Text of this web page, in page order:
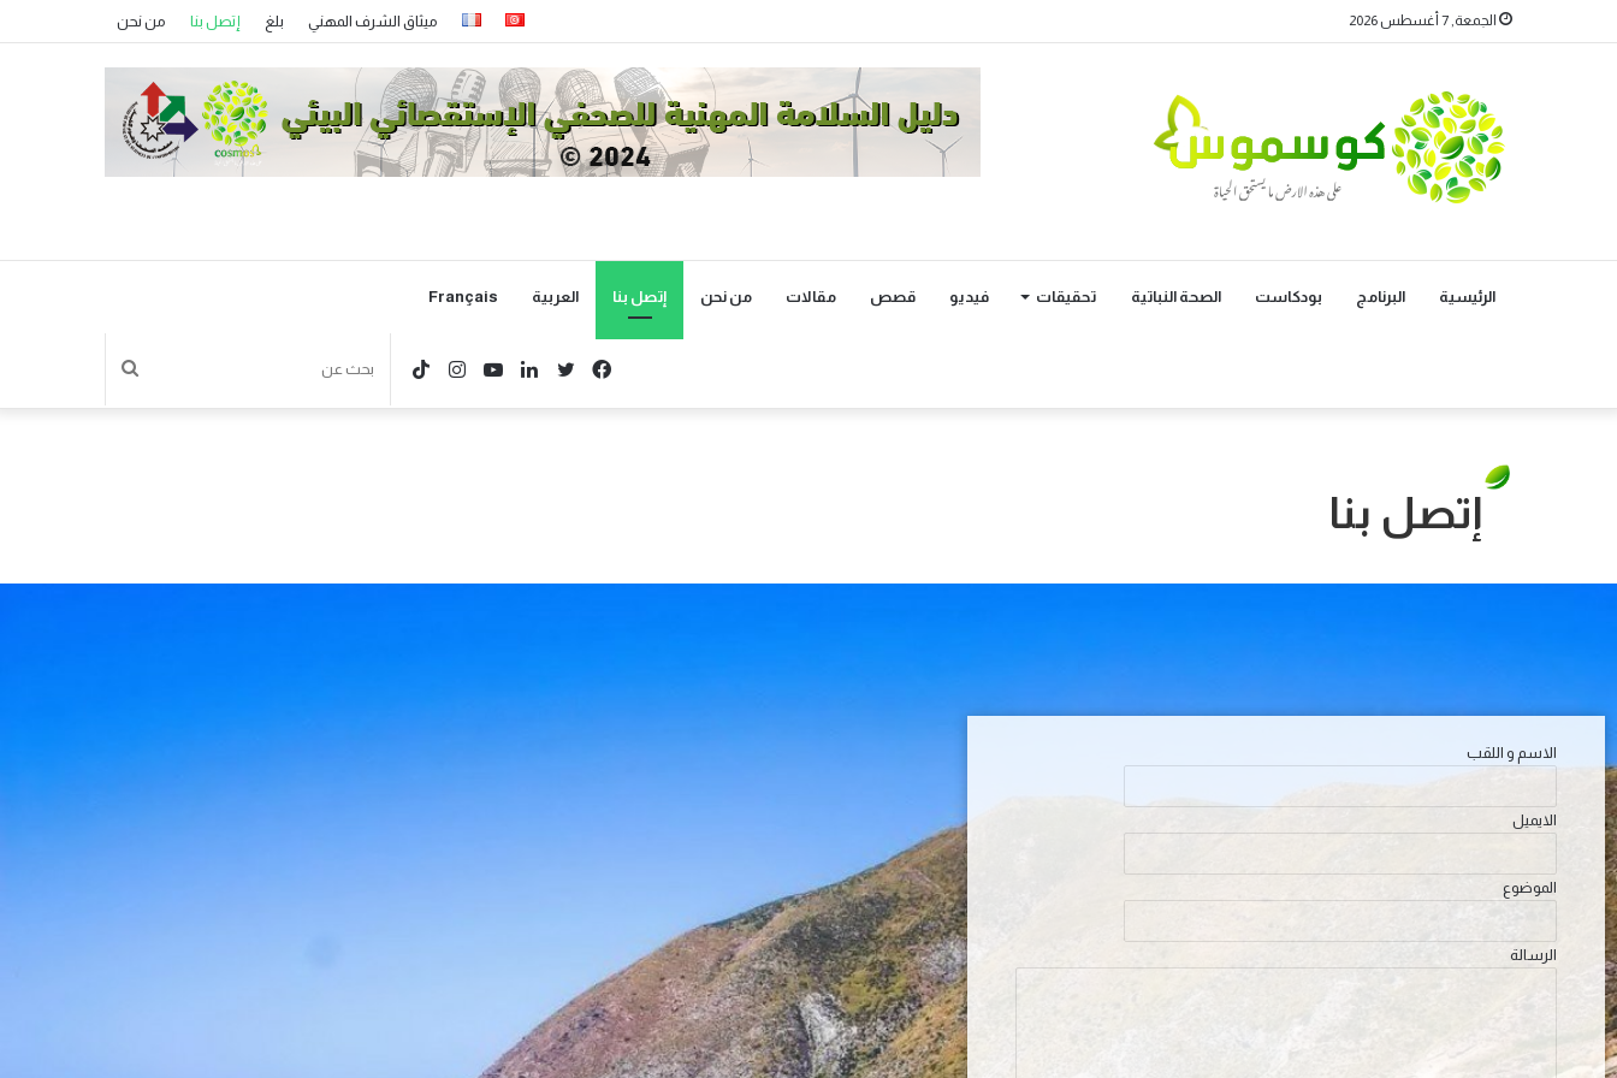
الجمعة, 7 أغسطس 2026 ميثاق الشرف المهني بلغ إتصل بنا من نحن
الرئيسية البرنامج بودكاست الصحة النباتية تحقيقات فيديو قصص مقالات من نحن إتصل بنا العربية Français
إتصل بنا
الاسم و اللقب
الايميل
الموضوع
الرسالة